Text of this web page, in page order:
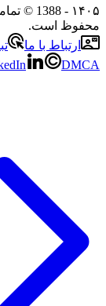
۱۴۰۵
- 1388
محفوظ است.
ارتباط با ما
DMCA